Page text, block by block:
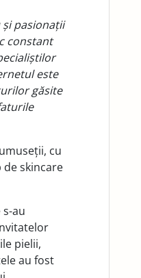
pasionații
constant
este
găsite
cu
skincare
au
pielii,
au fost